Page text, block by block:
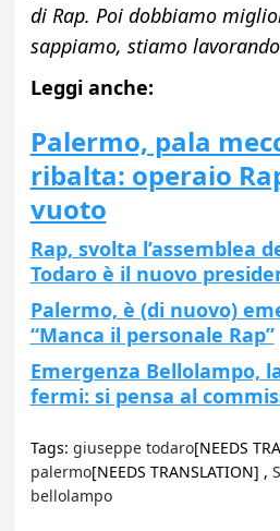
di Rap. Poi dobbiamo
sappiamo, stiamo
Leggi anche:
Palermo, pala
ribalta: operaio
vuoto
Rap, svolta l’assemblea
Todaro è il nuovo
Palermo, è (di nuovo)
“Manca il personale Rap”
Emergenza Bellolampo,
fermi: si pensa al
Tags: giuseppe todaro[NEEDS
palermo[NEEDS TRANSLATION] ,
bellolampo